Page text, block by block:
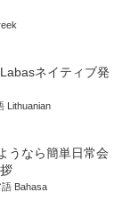
ネイティブ発
Lithuanian
うなら簡単日常会
Bahasa